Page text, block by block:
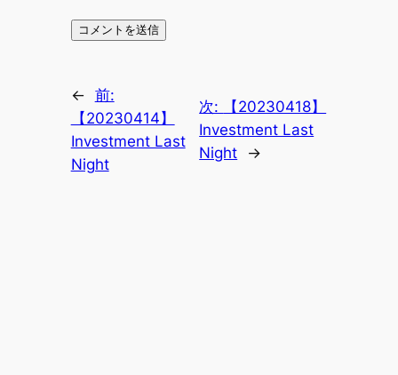
← 前:
【20230414】
Investment Last
Night
次:
【20230418】
Investment Last
Night
→